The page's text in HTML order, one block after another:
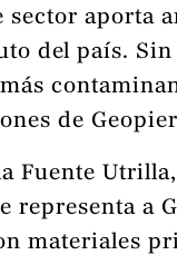
sector aporta
del país. Sin
de
Fuente
representa a
materiales